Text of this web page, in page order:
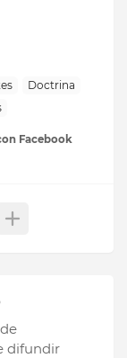
Doctrina
Facebook
difundir